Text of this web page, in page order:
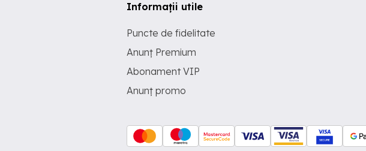
Informații utile
Puncte de fidelitate
Anunț Premium
Abonament VIP
Anunț promo